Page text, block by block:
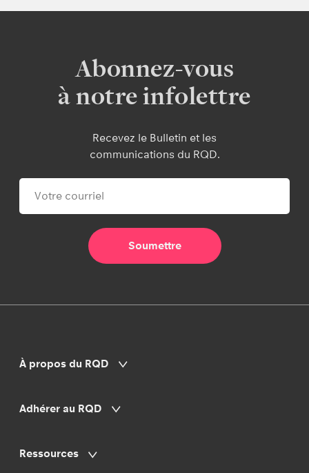
Abonnez-vous
à notre infolettre
Recevez le Bulletin et les
communications du RQD.
À propos du RQD
Adhérer au RQD
Ressources